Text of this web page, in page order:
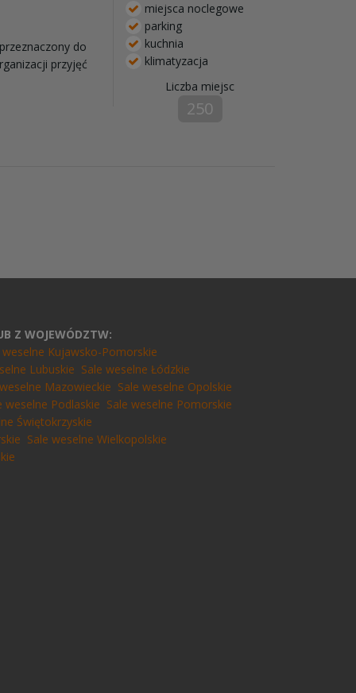
do
przyjęć
miejsca noclegowe
parking
kuchnia
klimatyzacja
Liczba miejsc
250
Z WOJEWÓDZTW:
weselne Kujawsko-Pomorskie
Lubuskie Sale weselne Łódzkie
Mazowieckie Sale weselne Opolskie
weselne Podlaskie Sale weselne Pomorskie
Świętokrzyskie
Sale weselne Wielkopolskie